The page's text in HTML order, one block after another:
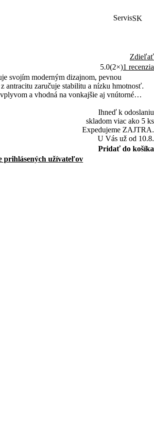
ServisSK
Zdieľať
5.0(2×)1 recenzia
svojím moderným dizajnom, pevnou
zaručuje stabilitu a nízku hmotnosť.
a vhodná na vonkajšie aj vnútorné
Ihneď k odoslaniu
skladom viac ako 5 ks
Expedujeme ZAJTRA.
U Vás už od 10.8.
Pridať do košíka
prihlásených užívateľov